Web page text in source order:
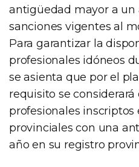
antigüedad mayor a un
sanciones vigentes al
Para garantizar la
profesionales idóneos
se asienta que por el
requisito se
profesionales inscriptos
provinciales con una
año en su registro